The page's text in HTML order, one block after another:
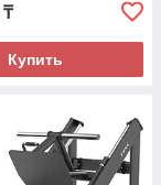
₸
Купить